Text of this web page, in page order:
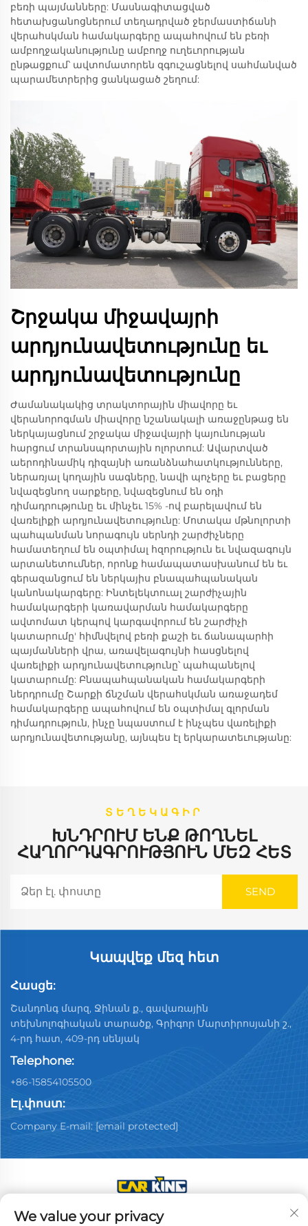
բեռի պայմանները: Մասնագիտացված
հետախցանոցներում տեղադրված ջերմաստիճանի
վերահսկման համակարգերը ապահովում են բեռի
ամբողջականությունը ամբողջ ուղեւորության
ընթացքում՝ ավտոմատորեն զգուշացնելով սահմանված
պարամետրերից ցանկացած շեղում:
Շրջակա միջավայրի
արդյունավետությունը եւ
արդյունավետությունը
Ժամանակակից տրակտորային միավորը եւ
վերանորոգման միավորը նշանակալի առաջընթաց են
ներկայացնում շրջակա միջավայրի կայունության
հարցում տրանսպորտային ոլորտում: Ավարտված
աերոդինամիկ դիզայնի առանձնահատկությունները,
ներառյալ կողային սագները, նավի պոչերը եւ բացերը
նվազեցնող սարքերը, նվազեցնում են օդի
դիմադրությունը եւ մինչեւ 15% -ով բարելավում են
վառելիքի արդյունավետությունը: Մոտակա մթնոլորտի
պահպանման նորագույն սերնդի շարժիչները
համատեղում են օպտիմալ հզորություն եւ նվազագույն
արտանետումներ, որոնք համապատասխանում են եւ
գերազանցում են ներկայիս բնապահպանական
կանոնակարգերը: Ինտելեկտուալ շարժիչային
համակարգերի կառավարման համակարգերը
ավտոմատ կերպով կարգավորում են շարժիչի
կատարումը' հիմնվելով բեռի քաշի եւ ճանապարհի
պայմանների վրա, առավելագույնի հասցնելով
վառելիքի արդյունավետությունը՝ պահպանելով
կատարումը: Բնապահպանական համակարգերի
ներդրումը Շարքի ճնշման վերահսկման առաջադեմ
համակարգերը ապահովում են օպտիմալ գլորման
դիմադրություն, ինչը նպաստում է ինչպես վառելիքի
արդյունավետությանը, այնպես էլ երկարատեւությանը:
ՏԵՂԵԿԱԳԻՐ
ԽՆԴՐՈՒՄ ԵՆՔ ԹՈՂՆԵԼ
ՀԱՂՈՐԴԱԳՐՈՒԹՅՈՒՆ ՄԵԶ ՀԵՏ
Կապվեք մեզ հետ
Հասցե:
Շանդոնգ մարզ, Ջինան ք., գավառային
տեխնոլոգիական տարածք, Գրիգոր Մարտիրոսյանի շ.,
4-րդ հատ, 409-րդ սենյակ
Telephone:
+86-15854105500
Էլ.փոստ:
Company E-mail: [email protected]
Հեղինակային իրավունքներ © 2025 Չինաստան
We value your privacy